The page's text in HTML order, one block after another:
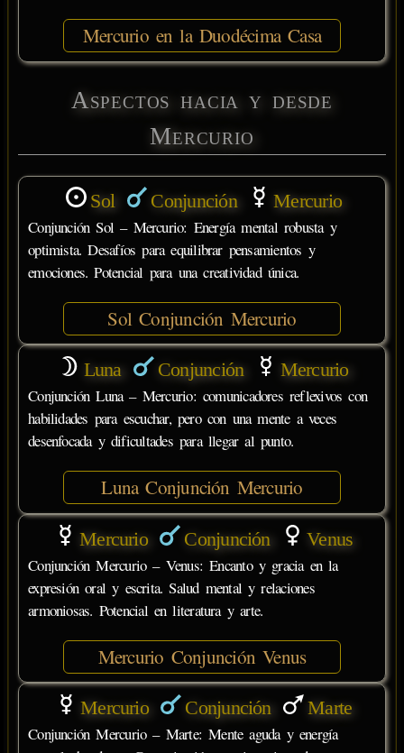
Mercurio en la Duodécima Casa
Aspectos hacia y desde
Mercurio
Sol Conjunción Mercurio
Conjunción Sol – Mercurio: Energía mental robusta y
optimista. Desafíos para equilibrar pensamientos y
emociones. Potencial para una creatividad única.
Sol Conjunción Mercurio
Luna Conjunción Mercurio
Conjunción Luna – Mercurio: comunicadores reflexivos con
habilidades para escuchar, pero con una mente a veces
desenfocada y dificultades para llegar al punto.
Luna Conjunción Mercurio
Mercurio Conjunción Venus
Conjunción Mercurio – Venus: Encanto y gracia en la
expresión oral y escrita. Salud mental y relaciones
armoniosas. Potencial en literatura y arte.
Mercurio Conjunción Venus
Mercurio Conjunción Marte
Conjunción Mercurio – Marte: Mente aguda y energía